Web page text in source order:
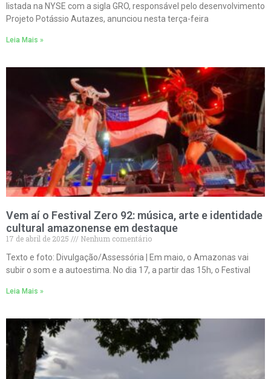
listada na NYSE com a sigla GRO, responsável pelo desenvolvimento
Projeto Potássio Autazes, anunciou nesta terça-feira
Leia Mais »
Vem aí o Festival Zero 92: música, arte e identidade
cultural amazonense em destaque
17 de abril de 2025
Nenhum comentário
Texto e foto: Divulgação/Assessória | Em maio, o Amazonas vai
subir o som e a autoestima. No dia 17, a partir das 15h, o Festival
Leia Mais »